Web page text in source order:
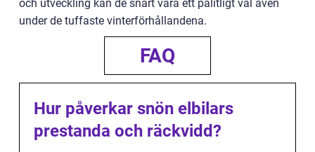
och utveckling kan de snart vara ett pålitligt val även
under de tuffaste vinterförhållandena.
FAQ
Hur påverkar snön elbilars
prestanda och räckvidd?